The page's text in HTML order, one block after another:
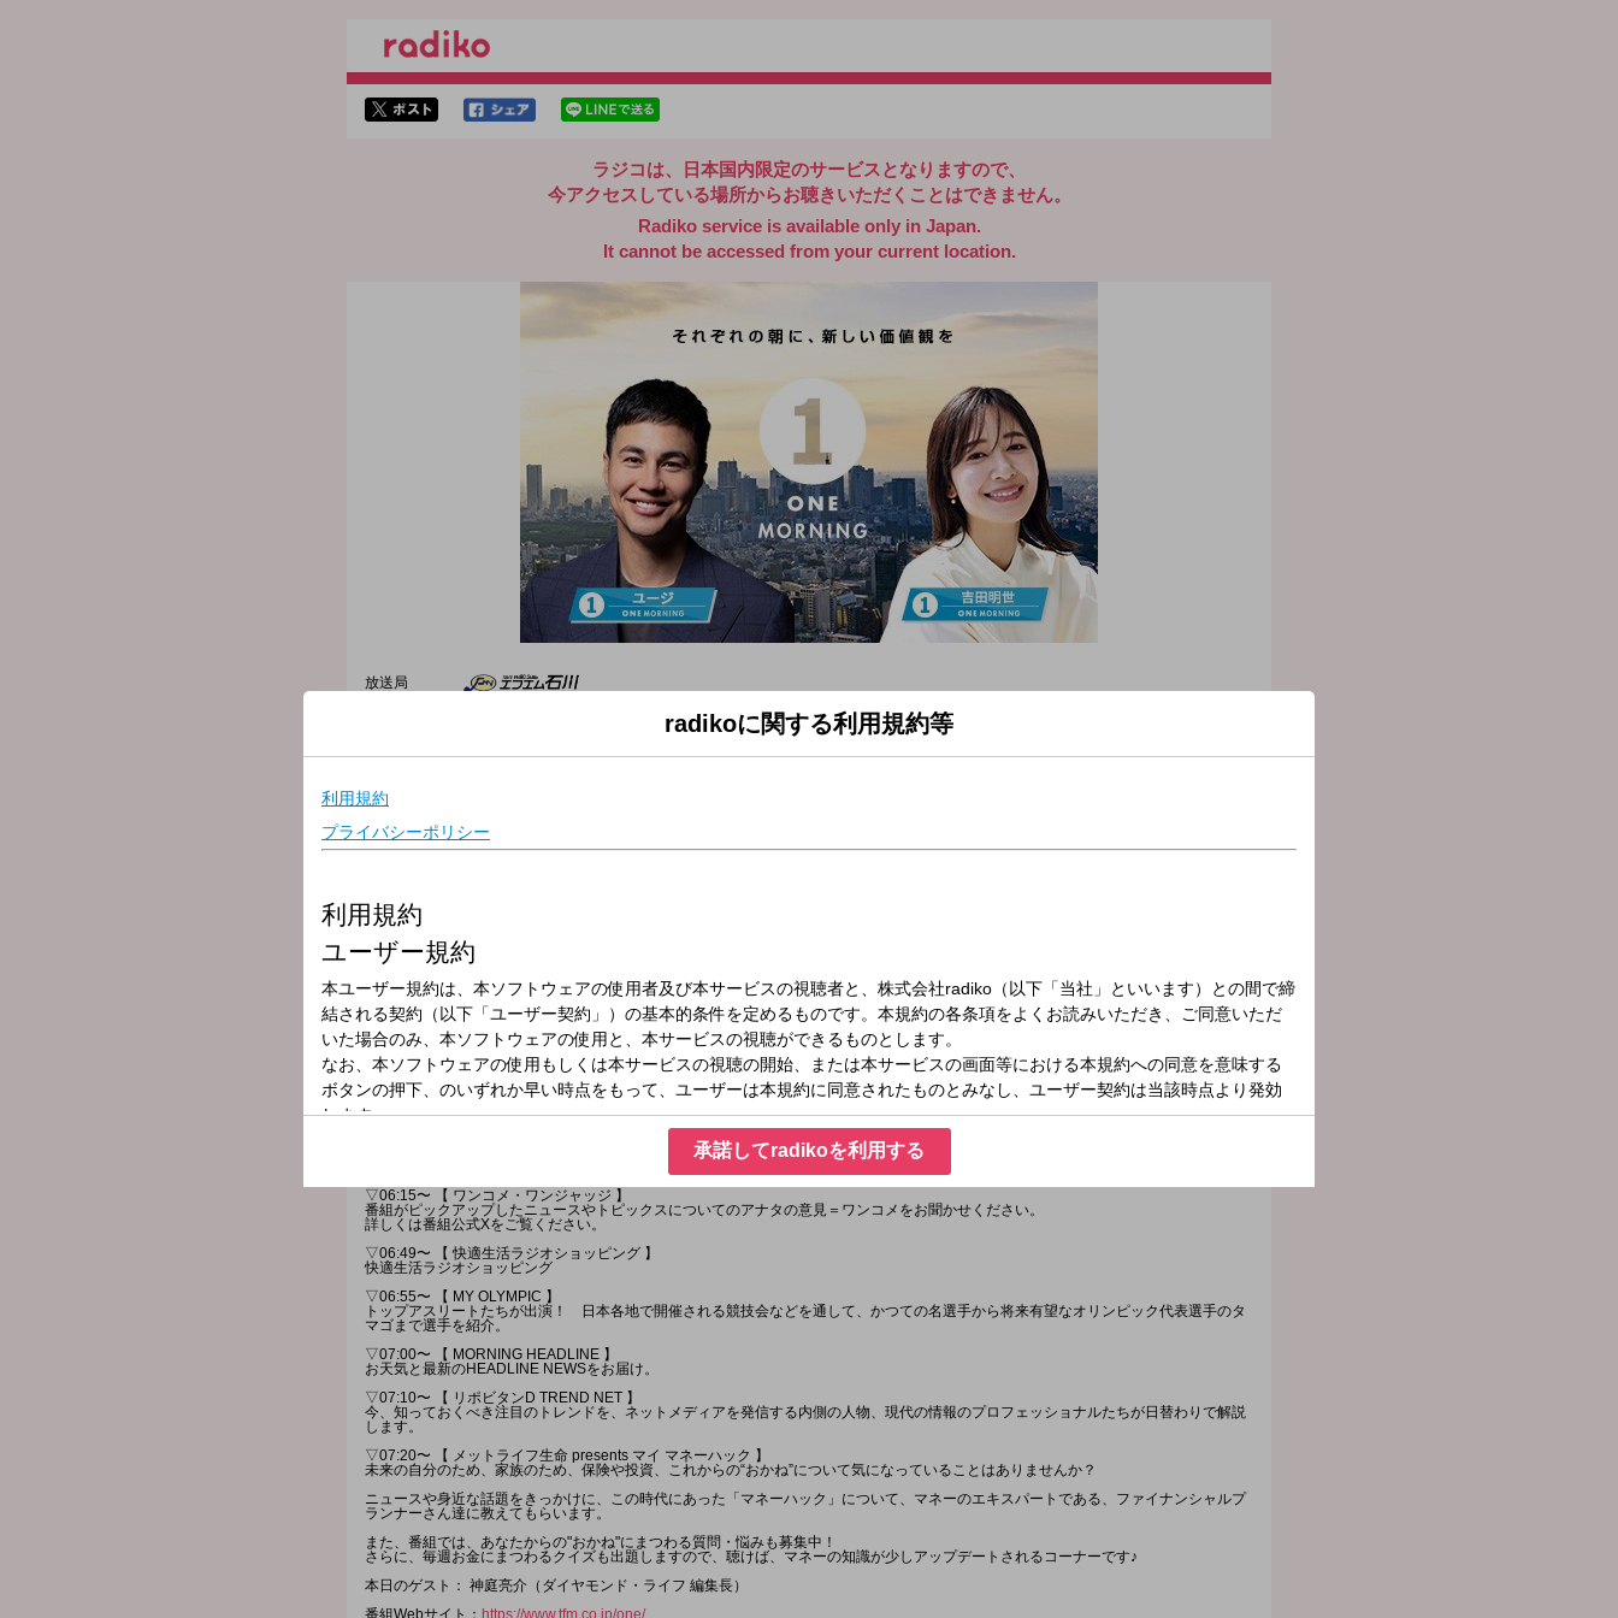
ラジコは、日本国内限定のサービスとなりますので、
今アクセスしている場所からお聴きいただくことはできません。
Radiko service is available only in Japan.
It cannot be accessed from your current location.
放送局
2025年11月24日（月）06:00～07:30
今日は、11/28（金）にライブフィルムとドキュメンタリー映画が同時公開となる、
Mrs. GREEN APPLEのムビチケをプレゼント！
詳しくは、ワンモの公式Xをチェックしてみてください！
そして勤労感謝の日の振替休日ということで、ワンコメのテーマは、「休日出勤エピソード」
Xの投票機能を使った「ワンジャッジ」では、
「振替休日や代替休日を取るの大変ですか？」というテーマで投票も行います！
ぜひ、休日出勤のエピソード、振替休日や代休を取る時の苦労、工夫など教えてください！
【ユージ】と、【吉田明世】がお届けする 「ONE MORNING」。
今日も「ONE MORNING」で1日をスタートさせましょう！
#ワンモ で”あなたの声”も聞かせてください。 詳しくは番組のHPもしくは番組公式Xをご覧ください。
今週も朝に聴きたい【 Best Hits Request 】、エピソードと共にお待ちしています！！！
▽06:15〜 【 ワンコメ・ワンジャッジ 】
番組がピックアップしたニュースやトピックスについてのアナタの意見＝ワンコメをお聞かせください。
詳しくは番組公式Xをご覧ください。
▽06:49〜 【 快適生活ラジオショッピング 】
快適生活ラジオショッピング
▽06:55〜 【 MY OLYMPIC 】
トップアスリートたちが出演！ 日本各地で開催される競技会などを通して、かつての名選手から将来有望なオリンピック代表選手のタ
マゴまで選手を紹介。
▽07:00〜 【 MORNING HEADLINE 】
お天気と最新のHEADLINE NEWSをお届け。
▽07:10〜 【 リポビタンD TREND NET 】
今、知っておくべき注目のトレンドを、ネットメディアを発信する内側の人物、現代の情報のプロフェッショナルたちが日替わりで解説
します。
▽07:20〜 【 メットライフ生命 presents マイ マネーハック 】
未来の自分のため、家族のため、保険や投資、これからの“おかね”について気になっていることはありませんか？
ニュースや身近な話題をきっかけに、この時代にあった「マネーハック」について、マネーのエキスパートである、ファイナンシャルプ
ランナーさん達に教えてもらいます。
また、番組では、あなたからの"おかね"にまつわる質問・悩みも募集中！
さらに、毎週お金にまつわるクイズも出題しますので、聴けば、マネーの知識が少しアップデートされるコーナーです♪
本日のゲスト： 神庭亮介（ダイヤモンド・ライフ 編集長）
番組Webサイト： https://www.tfm.co.jp/one/
radikoに関する利用規約等
承諾してradikoを利用する